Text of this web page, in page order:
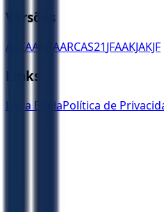
Versões
ACFAA ARAARCAS21JFAAKJAKJF
Links
Ler a BíbliaPolítica de